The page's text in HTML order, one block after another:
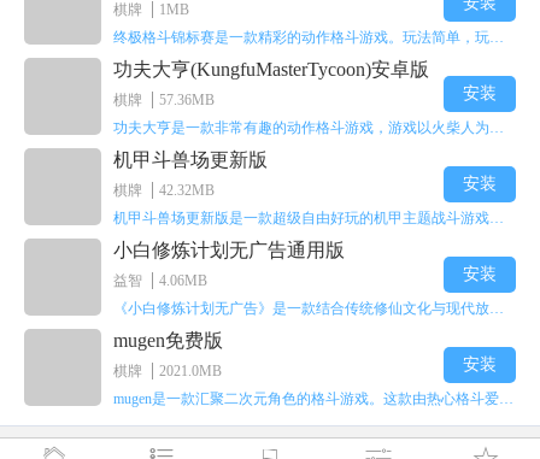
棋牌
1MB
终极格斗锦标赛是一款精彩的动作格斗游戏。玩法简单，玩家只需滑动手势，就能施展出华丽的史诗动作与超级连招。不断提升、升级你的战斗技能吧！欢迎前来体验！在原有基础上，操作体验进行了一定优化，玩家操作将更加简洁流畅，还能为角色添加特殊能力与招式。喜欢这类游戏的玩家可千万别错过！
功夫大亨(KungfuMasterTycoon)安卓版
棋牌
57.36MB
功夫大亨是一款非常有趣的动作格斗游戏，游戏以火柴人为角色形象，不同职业的角色都拥有独特的特殊效果。玩家可以选择自己喜爱的角色挑战关卡，在关卡中通过施展连续特技来消灭怪物。游戏有着精彩的战斗方式和炫酷的特效，喜欢这类游戏的玩家快来体验功夫大亨吧！
安装
机甲斗兽场更新版
棋牌
42.32MB
机甲斗兽场更新版是一款超级自由好玩的机甲主题战斗游戏。里面的一些道具都是免费的。不需要太多高超的技巧，就用手指点一下，就能打发闲暇无聊的时间。这个绝对会是一个非常不错的选择。而且每个机甲都会有自己对应的技能，能展现更多的过关技巧，其中会出现更多不同的怪物。多了解一下你根据怪物的变化调整的过关技能吧！
安装
小白修炼计划无广告通用版
益智
4.06MB
《小白修炼计划无广告》是一款结合传统修仙文化与现代放置玩法的多维度角色扮演游戏。游戏以东方修仙世界为背景，玩家将化身一名修仙者，从初入仙途的懵懂小白，一步步成长为能掌控乾坤的修仙大能。游戏构建了一个动态变化的开放修真世界，玩家可以通过策略选择修炼方向、探索随机秘境、参与宗门争斗等方式，重新塑造仙界的秩序。游戏采用挂机修仙的玩法，玩家不需要持续在线操作，角色会自动挑战副本、收集材料、获取灵力、经验和各类资源。
安装
mugen免费版
棋牌
2021.0MB
mugen是一款汇聚二次元角色的格斗游戏。这款由热心格斗爱好者制作的作品，收录了拳皇历史上的所有人物角色，玩家可以从不同阵营中挑选角色参与战斗，万人乱斗的场面会带来更刺激的体验。感兴趣的用户快来体验mugen吧。
安装